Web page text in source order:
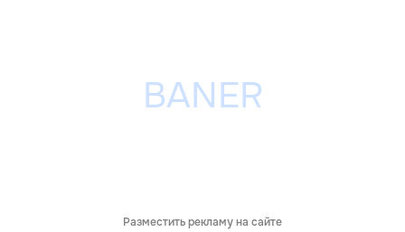
Разместить рекламу на сайте